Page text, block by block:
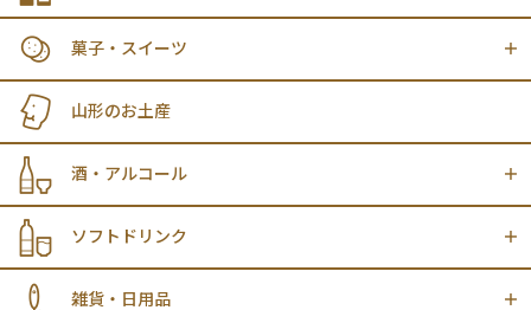
菓子・スイーツ
山形のお土産
酒・アルコール
ソフトドリンク
雑貨・日用品